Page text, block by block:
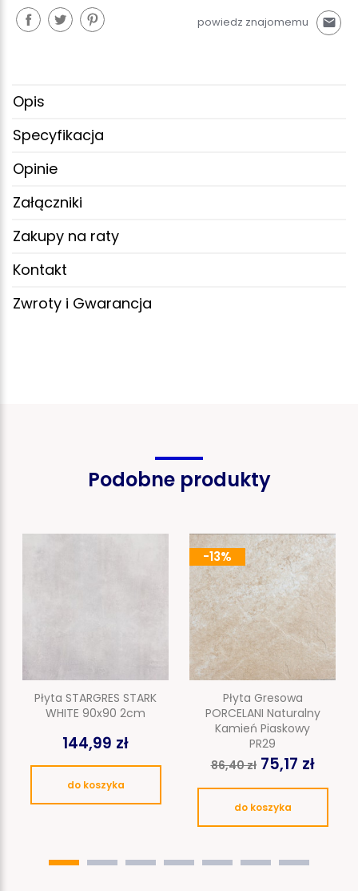
powiedz znajomemu mail
Opis
Specyfikacja
Opinie
Załączniki
Zakupy na raty
Kontakt
Zwroty i Gwarancja
Podobne produkty
Płyta STARGRES STARK
WHITE 90x90 2cm
144,99 zł
do koszyka
Płyta Gresowa
PORCELANI Naturalny
Kamień Piaskowy
PR29
86,40 zł 75,17 zł
do koszyka
-13%